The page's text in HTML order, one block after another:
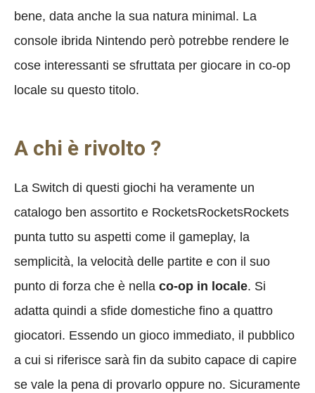
bene, data anche la sua natura minimal. La
console ibrida Nintendo però potrebbe rendere le
cose interessanti se sfruttata per giocare in co-op
locale su questo titolo.
A chi è rivolto ?
La Switch di questi giochi ha veramente un
catalogo ben assortito e RocketsRocketsRockets
punta tutto su aspetti come il gameplay, la
semplicità, la velocità delle partite e con il suo
punto di forza che è nella co-op in locale. Si
adatta quindi a sfide domestiche fino a quattro
giocatori. Essendo un gioco immediato, il pubblico
a cui si riferisce sarà fin da subito capace di capire
se vale la pena di provarlo oppure no. Sicuramente